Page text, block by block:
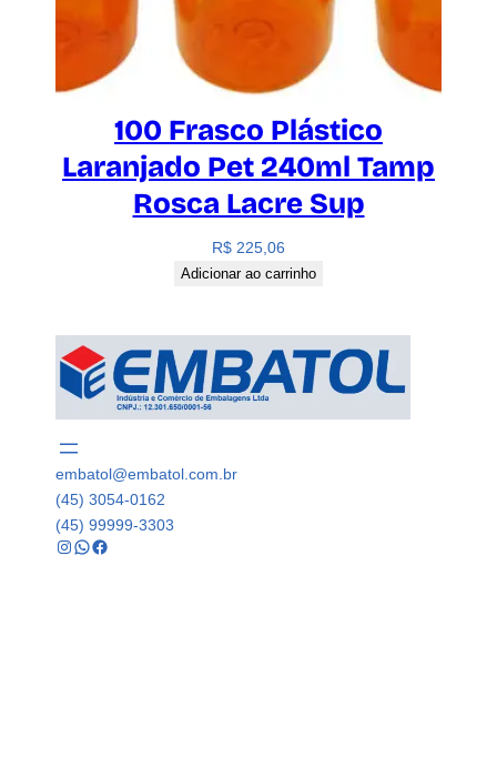
100 Frasco Plástico
Laranjado Pet 240ml Tamp
Rosca Lacre Sup
R$ 225,06
Adicionar ao carrinho
embatol@embatol.com.br
(45) 3054-0162
(45) 99999-3303
Instagram WhatsApp Facebook